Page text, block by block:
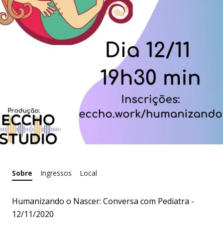
Sobre Ingressos Local
Humanizando o Nascer: Conversa com Pediatra -
12/11/2020